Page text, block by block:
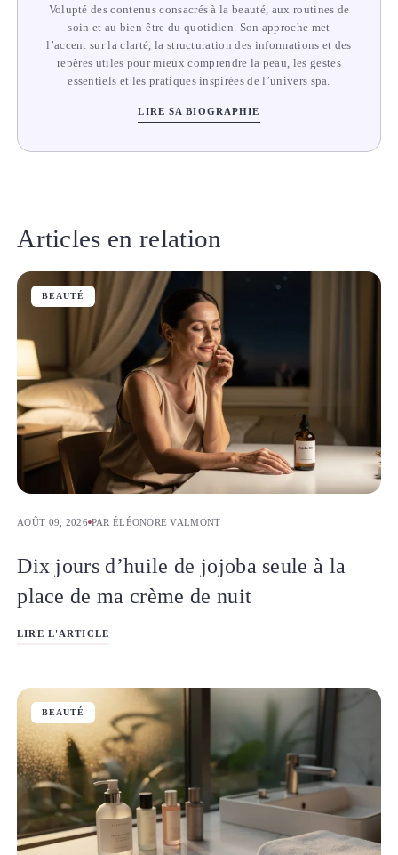
Volupté des contenus consacrés à la beauté, aux routines de
soin et au bien-être du quotidien. Son approche met
l’accent sur la clarté, la structuration des informations et des
repères utiles pour mieux comprendre la peau, les gestes
essentiels et les pratiques inspirées de l’univers spa.
LIRE SA BIOGRAPHIE
Articles en relation
BEAUTÉ
AOÛT 09, 2026 PAR ÉLÉONORE VALMONT
Dix jours d’huile de jojoba seule à la
place de ma crème de nuit
LIRE L'ARTICLE
BEAUTÉ